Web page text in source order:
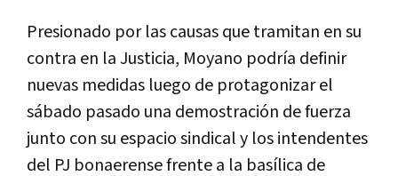
Presionado por las causas que tramitan en su
contra en la Justicia, Moyano podría definir
nuevas medidas luego de protagonizar el
sábado pasado una demostración de fuerza
junto con su espacio sindical y los intendentes
del PJ bonaerense frente a la basílica de